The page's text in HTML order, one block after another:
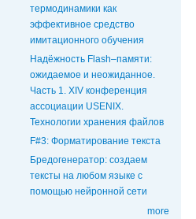
термодинамики как
эффективное средство
имитационного обучения
Надёжность Flash–памяти:
ожидаемое и неожиданное.
Часть 1. XIV конференция
ассоциации USENIX.
Технологии хранения файлов
F#3: Форматирование текста
Бредогенератор: создаем
тексты на любом языке с
помощью нейронной сети
more